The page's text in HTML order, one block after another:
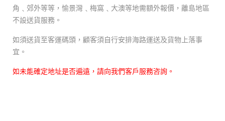
角﹑郊外等等，愉景灣﹑梅窩﹑大澳等地需額外報價，離島地區
不設送貨服務。
如須送貨至客運碼頭，顧客須自行安排海路運送及貨物上落事
宜。
如未能確定地址是否遍遠，請向我們客戶服務咨詢。